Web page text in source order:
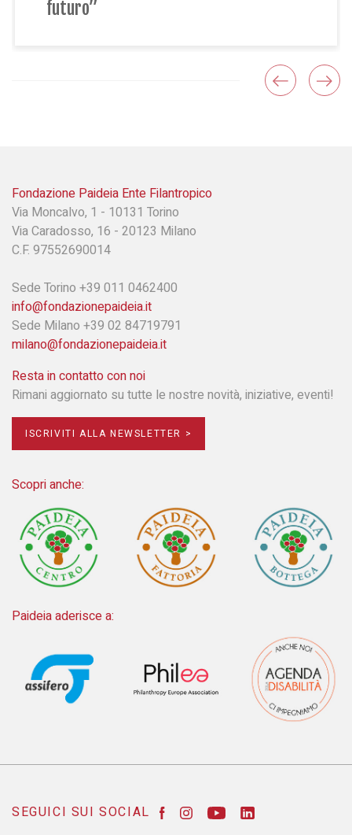
Fondazione Paideia Ente Filantropico
Via Moncalvo, 1 - 10131 Torino
Via Caradosso, 16 - 20123 Milano
C.F. 97552690014
Sede Torino +39 011 0462400
info@fondazionepaideia.it
Sede Milano +39 02 84719791
milano@fondazionepaideia.it
Resta in contatto con noi
Rimani aggiornato su tutte le nostre novità, iniziative, eventi!
ISCRIVITI ALLA NEWSLETTER >
Scopri anche:
Paideia aderisce a:
SEGUICI SUI SOCIAL